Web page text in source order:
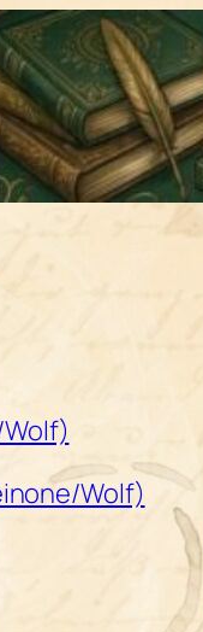
Wolf)